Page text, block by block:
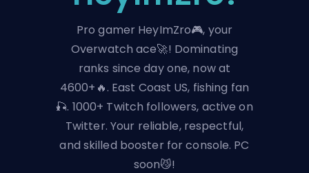
Pro gamer HeyImZro🎮, your
Overwatch ace🚀! Dominating
ranks since day one, now at
4600+🔥. East Coast US, fishing fan
🎣. 1000+ Twitch followers, active on
Twitter. Your reliable, respectful,
and skilled booster for console. PC
soon😼!